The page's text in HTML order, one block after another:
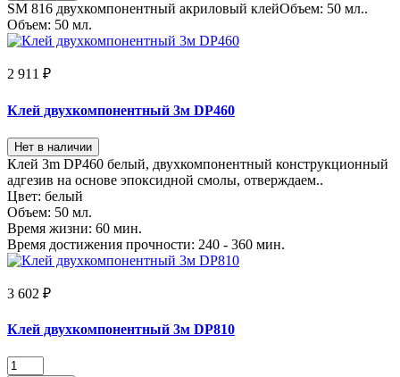
SM 816 двухкомпонентный акриловый клейОбъем: 50 мл..
Объем: 50 мл.
2 911 ₽
Клей двухкомпонентный 3м DP460
Нет в наличии
Клей 3m DP460 белый, двухкомпонентный конструкционный
адгезив на основе эпоксидной смолы, отверждаем..
Цвет: белый
Объем: 50 мл.
Время жизни: 60 мин.
Время достижения прочности: 240 - 360 мин.
3 602 ₽
Клей двухкомпонентный 3м DP810